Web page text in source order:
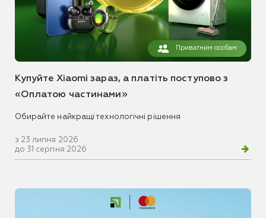
Приватним особам
Купуйте Xiaomi зараз, а платіть поступово з
«Оплатою частинами»
Обирайте найкращі технологічні рішення
з 23 липня 2026
до 31 серпня 2026